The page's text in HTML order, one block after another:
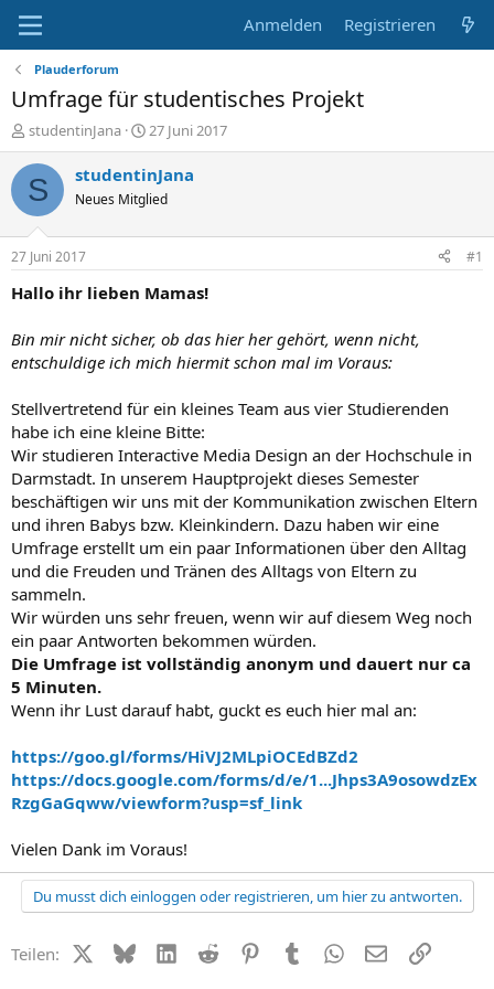
Anmelden Registrieren
Plauderforum
Umfrage für studentisches Projekt
E
r
s
t
e
r
studentinJana
E
r
s
t
e
t
a
27 Juni 2017
S studentinJana
Neues Mitglied
27 Juni 2017 #1
Hallo ihr lieben Mamas!
Bin mir nicht sicher, ob das hier her gehört, wenn nicht,
entschuldige ich mich hiermit schon mal im Voraus:
Stellvertretend für ein kleines Team aus vier Studierenden
habe ich eine kleine Bitte:
Wir studieren Interactive Media Design an der Hochschule in
Darmstadt. In unserem Hauptprojekt dieses Semester
beschäftigen wir uns mit der Kommunikation zwischen Eltern
und ihren Babys bzw. Kleinkindern. Dazu haben wir eine
Umfrage erstellt um ein paar Informationen über den Alltag
und die Freuden und Tränen des Alltags von Eltern zu
sammeln.
Wir würden uns sehr freuen, wenn wir auf diesem Weg noch
ein paar Antworten bekommen würden.
Die Umfrage ist vollständig anonym und dauert nur ca
5 Minuten.
Wenn ihr Lust darauf habt, guckt es euch hier mal an:
https://goo.gl/forms/HiVJ2MLpiOCEdBZd2
https://docs.google.com/forms/d/e/1...Jhps3A9osowdzEx
RzgGaGqww/viewform?usp=sf_link
Vielen Dank im Voraus!
Du musst dich einloggen oder registrieren, um hier zu antworten.
Teilen: X (Twitter)
BlueskyLinkedIn
Reddit PinterestTumblr WhatsApp
E-MailLink